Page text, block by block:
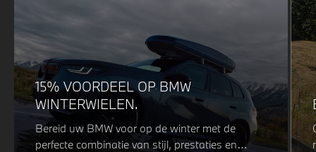
15% VOORDEEL OP BMW
WINTERWIELEN.
Bereid uw BMW voor op de winter met de
perfecte combinatie van stijl, prestaties en